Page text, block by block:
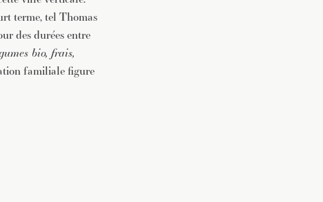
terme, tel Thomas
des durées entre
bio, frais,
familiale figure